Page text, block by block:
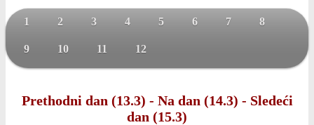
1 2 3 4 5 6 7 8
9 10 11 12
Prethodni dan (13.3) - Na dan (14.3) - Sledeći
dan (15.3)